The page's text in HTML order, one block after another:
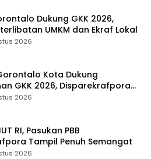
Dukung GKK 2026,
UMKM dan Ekraf Lokal
2026
Kota Dukung
GKK 2026, Disparekrafpora
Lintas Sektor
2026
RI, Pasukan PBB
Tampil Penuh Semangat
2026